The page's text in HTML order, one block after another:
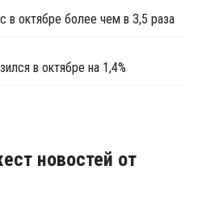
в октябре более чем в 3,5 раза
в октябре на 1,4%
новостей от